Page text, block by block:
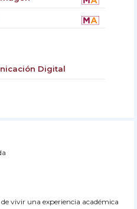
Digital
vivir una experiencia académica